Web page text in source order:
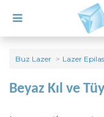
Buz Lazer Lazer
Beyaz Kıl ve